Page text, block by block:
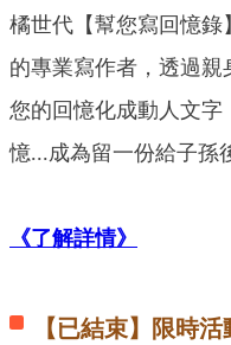
橘世代【幫您寫回憶錄
的專業寫作者，透過
您的回憶化成動人文
憶...成為留一份給子孫
《了解詳情》
【已結束】限時活